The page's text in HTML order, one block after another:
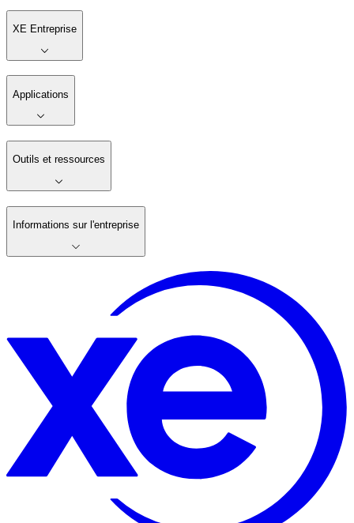
XE Entreprise
Applications
Outils et ressources
Informations sur l'entreprise